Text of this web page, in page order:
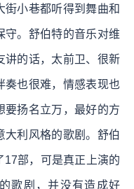
街小巷都听得到舞曲和
守。舒伯特的音乐对维
讲的话，太前卫、很新
奏也很难，情感表现也
要扬名立万，最好的方
大利风格的歌剧。舒伯
部，可是真正上演的
歌剧，并没有造成好